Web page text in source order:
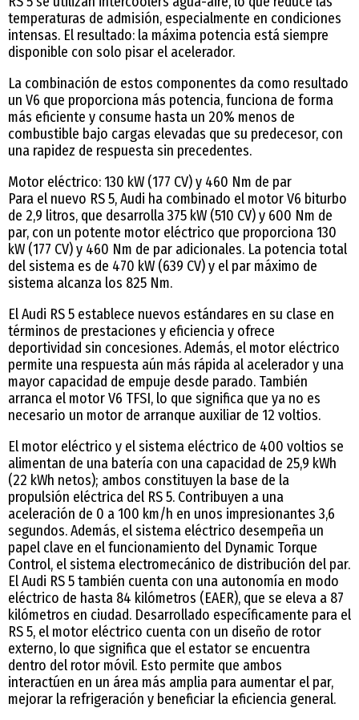
temperaturas de admisión, especialmente en condiciones
intensas. El resultado: la máxima potencia está siempre
disponible con solo pisar el acelerador.
La combinación de estos componentes da como resultado
un V6 que proporciona más potencia, funciona de forma
más eficiente y consume hasta un 20% menos de
combustible bajo cargas elevadas que su predecesor, con
una rapidez de respuesta sin precedentes.
Motor eléctrico: 130 kW (177 CV) y 460 Nm de par
Para el nuevo RS 5, Audi ha combinado el motor V6 biturbo
de 2,9 litros, que desarrolla 375 kW (510 CV) y 600 Nm de
par, con un potente motor eléctrico que proporciona 130
kW (177 CV) y 460 Nm de par adicionales. La potencia total
del sistema es de 470 kW (639 CV) y el par máximo de
sistema alcanza los 825 Nm.
El Audi RS 5 establece nuevos estándares en su clase en
términos de prestaciones y eficiencia y ofrece
deportividad sin concesiones. Además, el motor eléctrico
permite una respuesta aún más rápida al acelerador y una
mayor capacidad de empuje desde parado. También
arranca el motor V6 TFSI, lo que significa que ya no es
necesario un motor de arranque auxiliar de 12 voltios.
El motor eléctrico y el sistema eléctrico de 400 voltios se
alimentan de una batería con una capacidad de 25,9 kWh
(22 kWh netos); ambos constituyen la base de la
propulsión eléctrica del RS 5. Contribuyen a una
aceleración de 0 a 100 km/h en unos impresionantes 3,6
segundos. Además, el sistema eléctrico desempeña un
papel clave en el funcionamiento del Dynamic Torque
Control, el sistema electromecánico de distribución del par.
El Audi RS 5 también cuenta con una autonomía en modo
eléctrico de hasta 84 kilómetros (EAER), que se eleva a 87
kilómetros en ciudad. Desarrollado específicamente para el
RS 5, el motor eléctrico cuenta con un diseño de rotor
externo, lo que significa que el estator se encuentra
dentro del rotor móvil. Esto permite que ambos
interactúen en un área más amplia para aumentar el par,
mejorar la refrigeración y beneficiar la eficiencia general.